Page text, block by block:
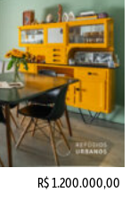
R$ 1.200.000,00